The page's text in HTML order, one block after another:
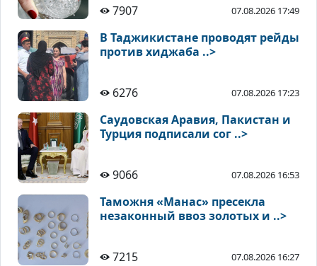
7907 07.08.2026 17:49
В Таджикистане проводят рейды
против хиджаба ..>
6276 07.08.2026 17:23
Саудовская Аравия, Пакистан и
Турция подписали сог ..>
9066 07.08.2026 16:53
Таможня «Манас» пресекла
незаконный ввоз золотых и ..>
7215 07.08.2026 16:27